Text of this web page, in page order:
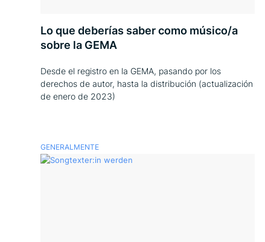
Lo que deberías saber como músico/a
sobre la GEMA
Desde el registro en la GEMA, pasando por los
derechos de autor, hasta la distribución (actualización
de enero de 2023)
GENERALMENTE